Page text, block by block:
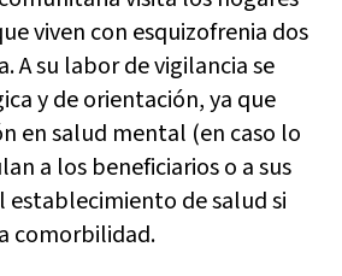
viven con esquizofrenia dos
A su labor de vigilancia se
y de orientación, ya que
en salud mental (en caso lo
a los beneficiarios o a sus
establecimiento de salud si
comorbilidad.